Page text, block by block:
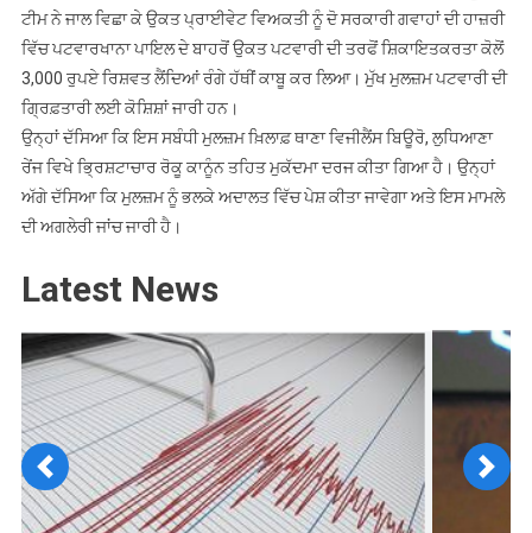
ਟੀਮ ਨੇ ਜਾਲ ਵਿਛਾ ਕੇ ਉਕਤ ਪ੍ਰਾਈਵੇਟ ਵਿਅਕਤੀ ਨੂੰ ਦੋ ਸਰਕਾਰੀ ਗਵਾਹਾਂ ਦੀ ਹਾਜ਼ਰੀ
ਵਿੱਚ ਪਟਵਾਰਖਾਨਾ ਪਾਇਲ ਦੇ ਬਾਹਰੋਂ ਉਕਤ ਪਟਵਾਰੀ ਦੀ ਤਰਫੋਂ ਸ਼ਿਕਾਇਤਕਰਤਾ ਕੋਲੋਂ
3,000 ਰੁਪਏ ਰਿਸ਼ਵਤ ਲੈਂਦਿਆਂ ਰੰਗੇ ਹੱਥੀਂ ਕਾਬੂ ਕਰ ਲਿਆ। ਮੁੱਖ ਮੁਲਜ਼ਮ ਪਟਵਾਰੀ ਦੀ
ਗ੍ਰਿਫ਼ਤਾਰੀ ਲਈ ਕੋਸ਼ਿਸ਼ਾਂ ਜਾਰੀ ਹਨ।
ਉਨ੍ਹਾਂ ਦੱਸਿਆ ਕਿ ਇਸ ਸਬੰਧੀ ਮੁਲਜ਼ਮ ਖ਼ਿਲਾਫ਼ ਥਾਣਾ ਵਿਜੀਲੈਂਸ ਬਿਊਰੋ, ਲੁਧਿਆਣਾ
ਰੇਂਜ ਵਿਖੇ ਭ੍ਰਿਸ਼ਟਾਚਾਰ ਰੋਕੂ ਕਾਨੂੰਨ ਤਹਿਤ ਮੁਕੱਦਮਾ ਦਰਜ ਕੀਤਾ ਗਿਆ ਹੈ। ਉਨ੍ਹਾਂ
ਅੱਗੇ ਦੱਸਿਆ ਕਿ ਮੁਲਜ਼ਮ ਨੂੰ ਭਲਕੇ ਅਦਾਲਤ ਵਿੱਚ ਪੇਸ਼ ਕੀਤਾ ਜਾਵੇਗਾ ਅਤੇ ਇਸ ਮਾਮਲੇ
ਦੀ ਅਗਲੇਰੀ ਜਾਂਚ ਜਾਰੀ ਹੈ।
Latest News
Previous Next